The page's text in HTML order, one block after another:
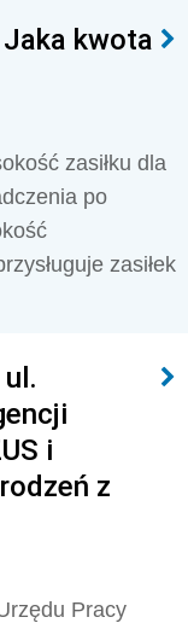
kwota
zasiłku dla
po
zasiłek
i
z
Pracy